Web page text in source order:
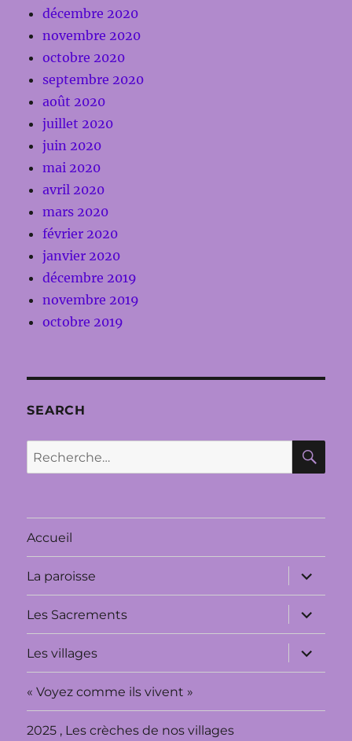
décembre 2020
novembre 2020
octobre 2020
septembre 2020
août 2020
juillet 2020
juin 2020
mai 2020
avril 2020
mars 2020
février 2020
janvier 2020
décembre 2019
novembre 2019
octobre 2019
SEARCH
Recherche
pour :
Accueil
La paroisse
ouvrir
le
sous-
menu
Les Sacrements
ouvrir
le
sous-
menu
Les villages
ouvrir
le
sous-
« Voyez comme ils vivent »
2025 , Les crèches de nos villages